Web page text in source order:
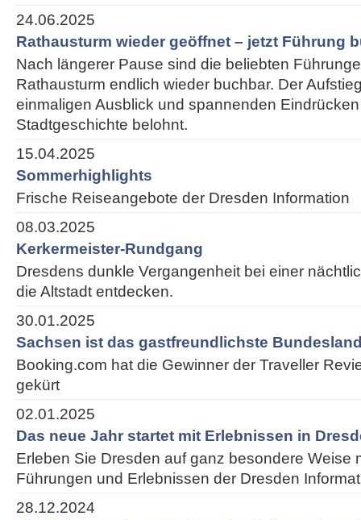
24.06.2025
Rathausturm wieder geöffnet – jetzt Führung
Nach längerer Pause sind die beliebten
Rathausturm endlich wieder buchbar. Der
einmaligen Ausblick und spannenden
Stadtgeschichte belohnt.
15.04.2025
Sommerhighlights
Frische Reiseangebote der Dresden Information
08.03.2025
Kerkermeister-Rundgang
Dresdens dunkle Vergangenheit bei einer
die Altstadt entdecken.
30.01.2025
Sachsen ist das gastfreundlichste
Booking.com hat die Gewinner der Traveller
gekürt
02.01.2025
Das neue Jahr startet mit Erlebnissen in
Erleben Sie Dresden auf ganz besondere Weise
Führungen und Erlebnissen der Dresden
28.12.2024